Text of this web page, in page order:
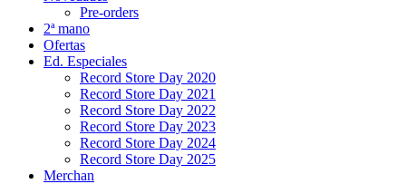
Pre-orders
2ª mano
Ofertas
Ed. Especiales
Record Store Day 2020
Record Store Day 2021
Record Store Day 2022
Record Store Day 2023
Record Store Day 2024
Record Store Day 2025
Merchan